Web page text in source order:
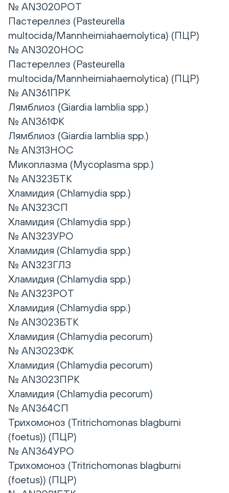
№ AN3020РОТ
Пастереллез (Pasteurella
multocida/Mannheimiahaemolytica) (ПЦР)
№ AN3020НОС
Пастереллез (Pasteurella
multocida/Mannheimiahaemolytica) (ПЦР)
№ AN361ПРК
Лямблиоз (Giardia lamblia spp.)
№ AN361ФК
Лямблиоз (Giardia lamblia spp.)
№ AN313НОС
Микоплазма (Mycoplasma spp.)
№ AN323БТК
Хламидия (Chlamydia spp.)
№ AN323СП
Хламидия (Chlamydia spp.)
№ AN323УРО
Хламидия (Chlamydia spp.)
№ AN323ГЛЗ
Хламидия (Chlamydia spp.)
№ AN323РОТ
Хламидия (Chlamydia spp.)
№ AN3023БТК
Хламидия (Chlamydia pecorum)
№ AN3023ФК
Хламидия (Chlamydia pecorum)
№ AN3023ПРК
Хламидия (Chlamydia pecorum)
№ AN364СП
Трихомоноз (Tritrichomonas blagburni
(foetus)) (ПЦР)
№ AN364УРО
Трихомоноз (Tritrichomonas blagburni
(foetus)) (ПЦР)